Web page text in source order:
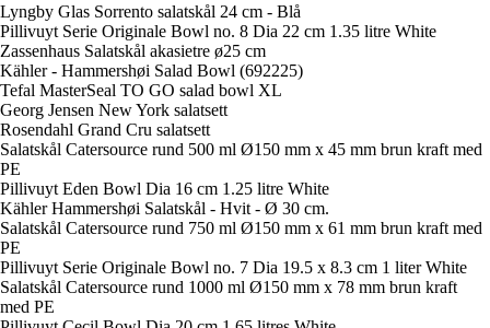
Lyngby Glas Sorrento salatskål 24 cm - Blå
Pillivuyt Serie Originale Bowl no. 8 Dia 22 cm 1.35 litre White
Zassenhaus Salatskål akasietre ø25 cm
Kähler - Hammershøi Salad Bowl (692225)
Tefal MasterSeal TO GO salad bowl XL
Georg Jensen New York salatsett
Rosendahl Grand Cru salatsett
Salatskål Catersource rund 500 ml Ø150 mm x 45 mm brun kraft med
PE
Pillivuyt Eden Bowl Dia 16 cm 1.25 litre White
Kähler Hammershøi Salatskål - Hvit - Ø 30 cm.
Salatskål Catersource rund 750 ml Ø150 mm x 61 mm brun kraft med
PE
Pillivuyt Serie Originale Bowl no. 7 Dia 19.5 x 8.3 cm 1 liter White
Salatskål Catersource rund 1000 ml Ø150 mm x 78 mm brun kraft
med PE